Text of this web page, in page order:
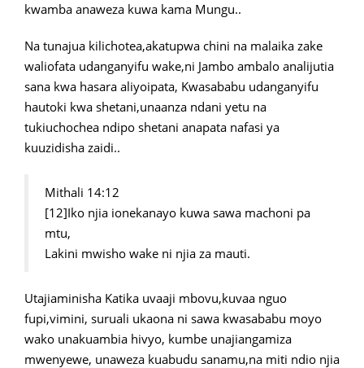
kwamba anaweza kuwa kama Mungu..
Na tunajua kilichotea,akatupwa chini na malaika zake
waliofata udanganyifu wake,ni Jambo ambalo analijutia
sana kwa hasara aliyoipata, Kwasababu udanganyifu
hautoki kwa shetani,unaanza ndani yetu na
tukiuchochea ndipo shetani anapata nafasi ya
kuuzidisha zaidi..
Mithali 14:12
[12]Iko njia ionekanayo kuwa sawa machoni pa
mtu,
Lakini mwisho wake ni njia za mauti.
Utajiaminisha Katika uvaaji mbovu,kuvaa nguo
fupi,vimini, suruali ukaona ni sawa kwasababu moyo
wako unakuambia hivyo, kumbe unajiangamiza
mwenyewe, unaweza kuabudu sanamu,na miti ndio njia